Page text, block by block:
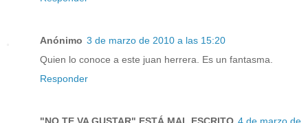
Anónimo 3 de marzo de 2010 a las 15:20
Quien lo conoce a este juan herrera. Es un fantasma.
Responder